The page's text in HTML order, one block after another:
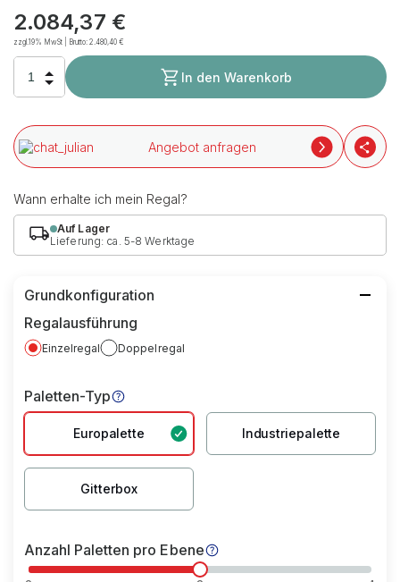
2.084,37 €
zzgl.19% MwSt | Brutto:2.480,40 €
In den Warenkorb
Angebot anfragen
Wann erhalte ich mein Regal?
Auf Lager
Lieferung: ca. 5-8 Werktage
Grundkonfiguration
Regalausführung
Einzelregal Doppelregal
Paletten-Typ
Europalette Industriepalette
Gitterbox
Anzahl Paletten pro Ebene